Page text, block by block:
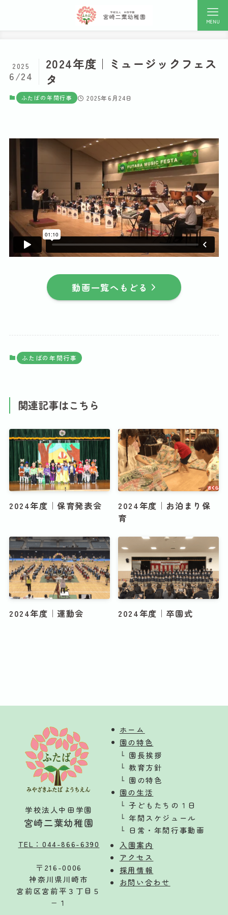
MENU
2024年度｜ミュージックフェス
タ
2025
6/24
ふたばの年間行事 2025年6月24日
動画一覧へもどる
ふたばの年間行事
関連記事はこちら
2024年度｜保育発表会
2024年度｜お泊まり保
育
2024年度｜運動会 2024年度｜卒園式
学校法人中田学園
宮崎二葉幼稚園
TEL：044-866-6390
〒216-0006
神奈川県川崎市
宮前区宮前平３丁目５
−１
ホーム
園の特色
園長挨拶
教育方針
園の特色
園の生活
子どもたちの１日
年間スケジュール
日常・年間行事動画
入 園案内
アクセス
採用情報
お問い合わせ